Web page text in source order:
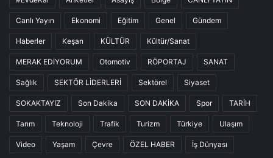
Canlı Yayın Ekonomi Eğitim Genel Gündem
Haberler Keşan KÜLTÜR Kültür/Sanat
MERAK EDİYORUM Otomotiv RÖPORTAJ SANAT
Sağlık SEKTÖR LİDERLERİ Sektörel Siyaset
SOKAKTAYIZ Son Dakika SON DAKİKA Spor TARİH
Tarım Teknoloji Trafik Turizm Türkiye Ulaşım
Video Yaşam Çevre ÖZEL HABER İş Dünyası